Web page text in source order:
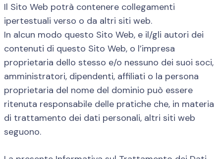
Il Sito Web potrà contenere collegamenti
ipertestuali verso o da altri siti web.
In alcun modo questo Sito Web, e il/gli autori dei
contenuti di questo Sito Web, o l’impresa
proprietaria dello stesso e/o nessuno dei suoi soci,
amministratori, dipendenti, affiliati o la persona
proprietaria del nome del dominio può essere
ritenuta responsabile delle pratiche che, in materia
di trattamento dei dati personali, altri siti web
seguono.